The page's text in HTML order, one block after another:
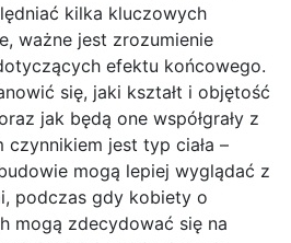
kilka kluczowych
ważne jest zrozumienie
efektu końcowego.
się, jaki kształt i objętość
jak będą one współgrały z
czynnikiem jest typ ciała –
mogą lepiej wyglądać z
podczas gdy kobiety o
mogą zdecydować się na